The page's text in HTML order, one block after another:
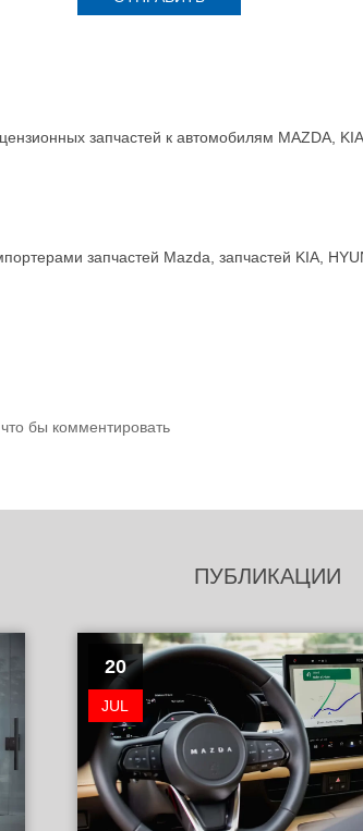
запчастей к автомобилям MAZDA,
запчастей Mazda, запчастей KIA,
бы комментировать
ПУБЛИКАЦИИ
20
JUL